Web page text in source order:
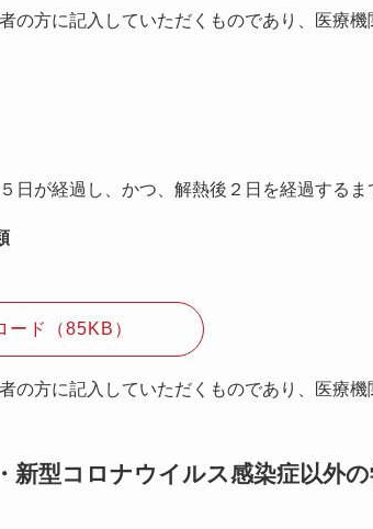
の方に記入していただくものであり、医療
日が経過し、かつ、解熱後２日を経過するま
ード（85KB）
の方に記入していただくものであり、医療
新型コロナウイルス感染症以外